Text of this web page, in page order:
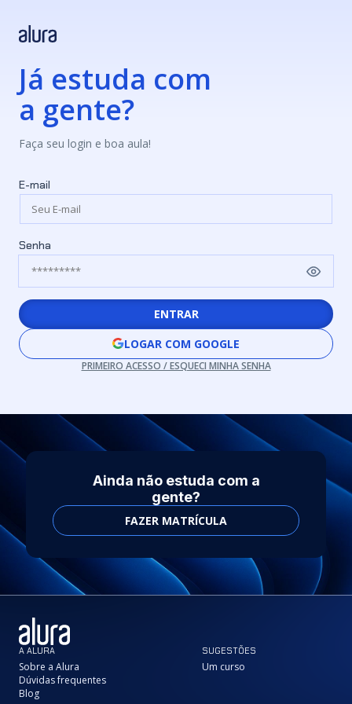
Já estuda com
a gente?
Faça seu login e boa aula!
E-mail
Senha
ENTRAR
LOGAR COM GOOGLE
PRIMEIRO ACESSO / ESQUECI MINHA SENHA
Ainda não estuda com a
gente?
FAZER MATRÍCULA
A ALURA
Sobre a Alura
Dúvidas frequentes
Blog
SUGESTÕES
Um curso